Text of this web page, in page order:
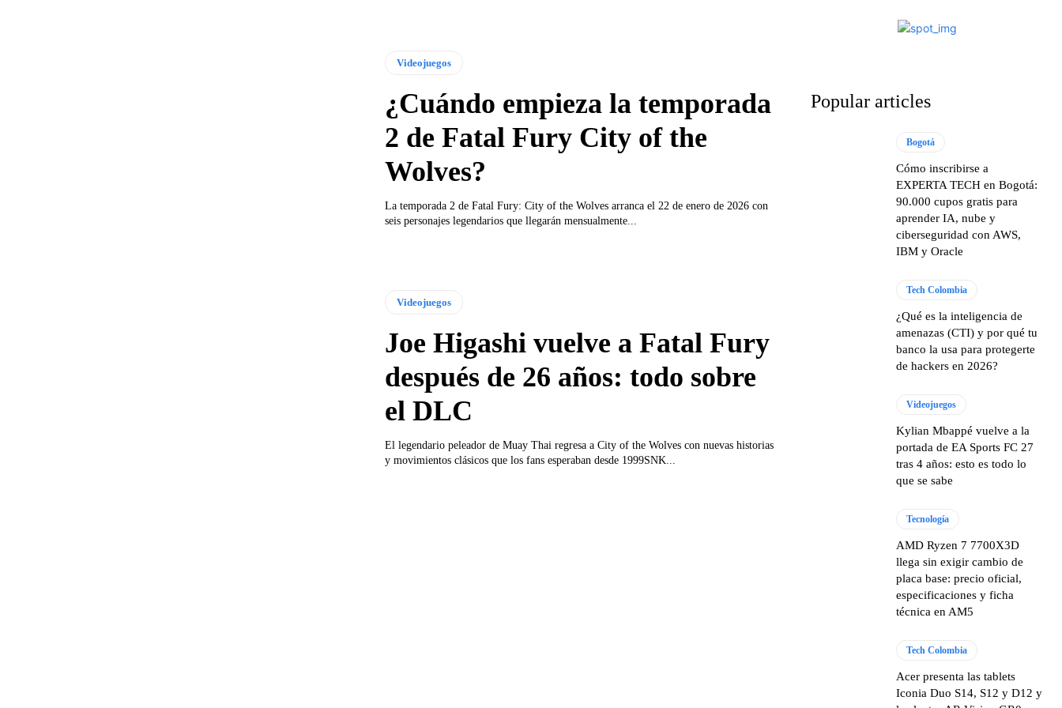
Videojuegos
¿Cuándo empieza la temporada
2 de Fatal Fury City of the
Wolves?
La temporada 2 de Fatal Fury: City of the Wolves arranca el 22 de enero de 2026 con
seis personajes legendarios que llegarán mensualmente...
Videojuegos
Joe Higashi vuelve a Fatal Fury
después de 26 años: todo sobre
el DLC
El legendario peleador de Muay Thai regresa a City of the Wolves con nuevas historias
y movimientos clásicos que los fans esperaban desde 1999SNK...
Popular articles
Bogotá
Cómo inscribirse a
EXPERTA TECH en Bogotá:
90.000 cupos gratis para
aprender IA, nube y
ciberseguridad con AWS,
IBM y Oracle
Tech Colombia
¿Qué es la inteligencia de
amenazas (CTI) y por qué tu
banco la usa para protegerte
de hackers en 2026?
Videojuegos
Kylian Mbappé vuelve a la
portada de EA Sports FC 27
tras 4 años: esto es todo lo
que se sabe
Tecnología
AMD Ryzen 7 7700X3D
llega sin exigir cambio de
placa base: precio oficial,
especificaciones y ficha
técnica en AM5
Tech Colombia
Acer presenta las tablets
Iconia Duo S14, S12 y D12 y